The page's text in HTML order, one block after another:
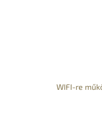
WIFI-re